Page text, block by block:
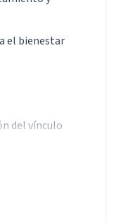
el bienestar
del vínculo
de vida.